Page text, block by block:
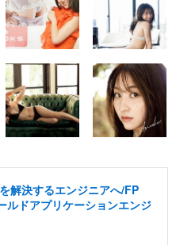
解決するエンジニアへ/FP
ルドアプリケーションエンジ